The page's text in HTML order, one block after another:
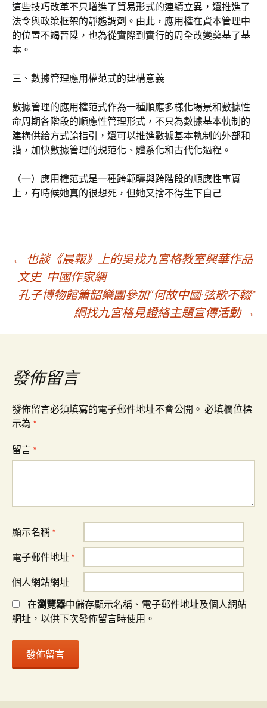
這些技巧改革不只增進了貿易形式的連續立異，還推進了
法令與政策框架的靜態調劑。由此，應用權在資本管理中
的位置不竭晉陞，也為從實際到實行的周全改變奠基了基
本。
三、數據管理應用權范式的建構意義
數據管理的應用權范式作為一種順應多樣化場景和數據性
命周期各階段的順應性管理形式，不只為數據基本軌制的
建構供給方式論指引，還可以推進數據基本軌制的外部和
諧，加快數據管理的規范化、體系化和古代化過程。
（一）應用權范式是一種跨範疇與跨階段的順應性事實
上，有時候她真的很想死，但她又捨不得生下自己
文
章
導
覽
← 也談《晨報》上的吳找九宮格教室興華作品
–文史–中國作家網
孔子博物館簫韶樂團參加“何故中國·弦歌不輟”
網找九宮格見證絡主題宣傳活動 →
發佈留言
發佈留言必須填寫的電子郵件地址不會公開。 必填欄位標
示為 *
留言 *
顯示名稱 *
電子郵件地址 *
個人網站網址
在瀏覽器中儲存顯示名稱、電子郵件地址及個人網站
網址，以供下次發佈留言時使用。